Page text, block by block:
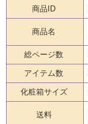
商品ID
商品名
総ページ数
アイテム数
化粧箱サイズ
送料